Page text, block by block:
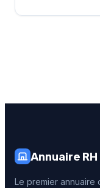
Annuaire RH
Le premier annuaire